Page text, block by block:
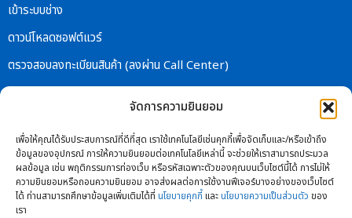
จัดการความยินยอม
เพื่อให้คุณได้รับประสบการณ์ที่ดีที่สุด เราใช้เทคโนโลยีเช่นคุกกี้เพื่อจัดเก็บและ/หรือเข้าถึง
ข้อมูลของอุปกรณ์ การให้ความยินยอมต่อเทคโนโลยีเหล่านี้ จะช่วยให้เราสามารถประมวล
ผลข้อมูล เช่น พฤติกรรมการท่องเว็บ หรือรหัสเฉพาะตัวของคุณบนเว็บไซต์นี้ได้ การไม่ให้
ความยินยอมหรือถอนความยินยอม อาจส่งผลต่อการใช้งานฟีเจอร์บางอย่างของเว็บไซต์
ได้ ท่านสามารถศึกษาข้อมูลเพิ่มเติมได้ที่ นโยบายคุกกี้ และนโยบายความเป็นส่วนตัว ของ
เรา
เข้าระบบช่าง
ดาวน์โหลดซอฟต์แวร์
ตรวจสอบลงทะเบียนสินค้า (ลงผ่าน Call Center)
ตรวจสอบสถานะสินค้าส่งซ่อม
เกี่ยวกับบริษัท
เกี่ยวกับเรา
ร่วมงานกับเรา